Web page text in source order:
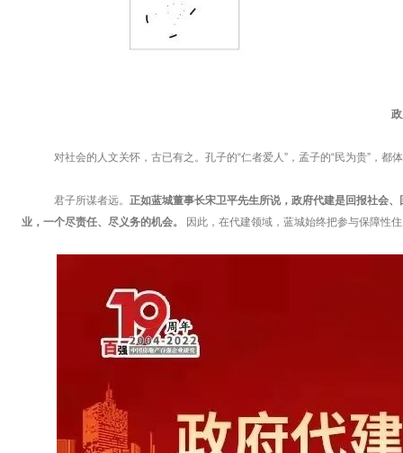
对社会的人文关怀，古已有之。孔子的“仁者爱人”，孟子的“民为贵”，都
君子所谋者远。 正如蓝城董事长宋卫平先生所说，政府代建是回报社会
业，一个尽责任、尽义务的机会。
因此，在代建领域，蓝城始终把参与保障性